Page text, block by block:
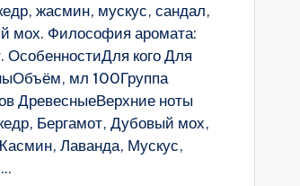
жасмин, мускус, сандал,
мох. Философия аромата:
ОсобенностиДля кого Для
мл 100Группа
ДревесныеВерхние ноты
Бергамот, Дубовый мох,
Лаванда, Мускус,